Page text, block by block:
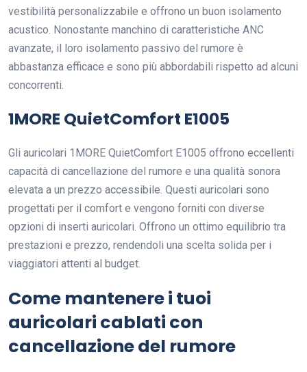
vestibilità personalizzabile e offrono un buon isolamento
acustico. Nonostante manchino di caratteristiche ANC
avanzate, il loro isolamento passivo del rumore è
abbastanza efficace e sono più abbordabili rispetto ad alcuni
concorrenti.
1MORE QuietComfort E1005
Gli auricolari 1MORE QuietComfort E1005 offrono eccellenti
capacità di cancellazione del rumore e una qualità sonora
elevata a un prezzo accessibile. Questi auricolari sono
progettati per il comfort e vengono forniti con diverse
opzioni di inserti auricolari. Offrono un ottimo equilibrio tra
prestazioni e prezzo, rendendoli una scelta solida per i
viaggiatori attenti al budget.
Come mantenere i tuoi
auricolari cablati con
cancellazione del rumore